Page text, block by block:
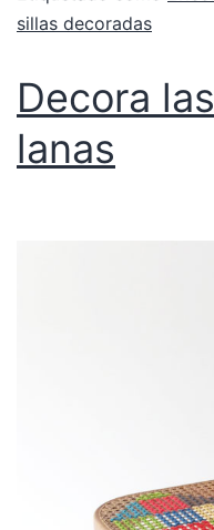
sillas decoradas
Decora
lanas